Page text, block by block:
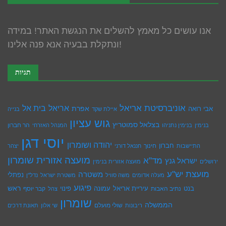
אנו עושים כל מאמץ להשלים את הנגשת האתר! במידה
ונתקלת בבעיה אנא פנה אלינו!
תגיות
אבי רואה אוניברסיטת אריאל איילת שקד אפרת אריאל בית אל בנייה
בנימין בנימין נתניהו בצלאל סמוטריץ גוש עציון המנהל האזרחי הר חברון
התיישבות חברון חינוך חננאל דורני יהודה ושומרון יוסי דגן יצהר
ירושלים ישראל גנץ מד"א מועצה אזורית בנימין מועצה אזורית שומרון
מועצת יש''ע מעלה אדומים משה סוויל משטרה משטרת ישראל נדל''ן נפתלי
בנט נתיב האבות עיריית אריאל עמונה פיגוע פינוי צהל קבר יוסף ראש
הממשלה ריבונות שולי מועלם שומרון שי אלון תאונת דרכים